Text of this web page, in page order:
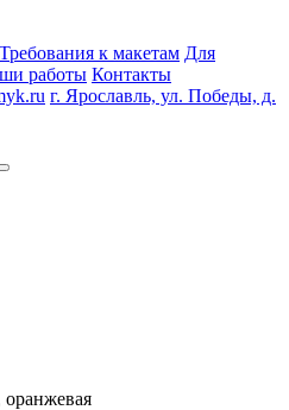
Требования к макетам Для
работы Контакты
г. Ярославль, ул. Победы, д.